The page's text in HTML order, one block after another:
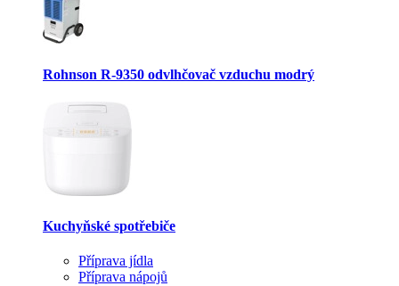
Rohnson R-9350 odvlhčovač vzduchu modrý
Kuchyňské spotřebiče
Příprava jídla
Příprava nápojů